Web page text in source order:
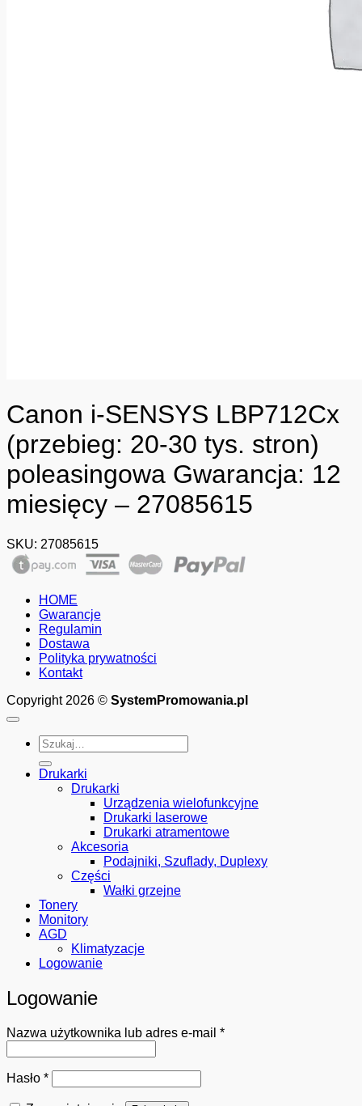
Canon i-SENSYS LBP712Cx
(przebieg: 20-30 tys. stron)
poleasingowa Gwarancja: 12
miesięcy – 27085615
SKU: 27085615
HOME
Gwarancje
Regulamin
Dostawa
Polityka prywatności
Kontakt
Copyright 2026 © SystemPromowania.pl
Szukaj:
Drukarki
Drukarki
Urządzenia wielofunkcyjne
Drukarki laserowe
Drukarki atramentowe
Akcesoria
Podajniki, Szuflady, Duplexy
Części
Wałki grzejne
Tonery
Monitory
AGD
Klimatyzacje
Logowanie
Logowanie
Nazwa użytkownika lub adres e-mail *Wymagane
Hasło *Wymagane